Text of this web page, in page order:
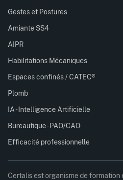
Gestes et Postures
Amiante SS4
AIPR
Habilitations Mécaniques
Espaces confinés / CATEC®
Plomb
IA - Intelligence Artificielle
Bureautique - PAO/CAO
Efficacité professionnelle
Certalis est organisme de formation